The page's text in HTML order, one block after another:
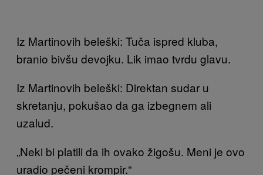
Iz Martinovih beleški: Tuča ispred kluba,
branio bivšu devojku. Lik imao tvrdu glavu.
Iz Martinovih beleški: Direktan sudar u
skretanju, pokušao da ga izbegnem ali
uzalud.
„Neki bi platili da ih ovako žigošu. Meni je ovo
uradio pečeni krompir.“